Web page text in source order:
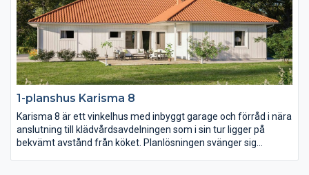
1-planshus Karisma 8
Karisma 8 är ett vinkelhus med inbyggt garage och förråd i nära
anslutning till klädvårdsavdelningen som i sin tur ligger på
bekvämt avstånd från köket. Planlösningen svänger sig